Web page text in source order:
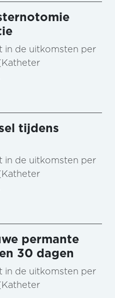
in de uitkomsten per
tijdens
in de uitkomsten per
permante
30 dagen
in de uitkomsten per